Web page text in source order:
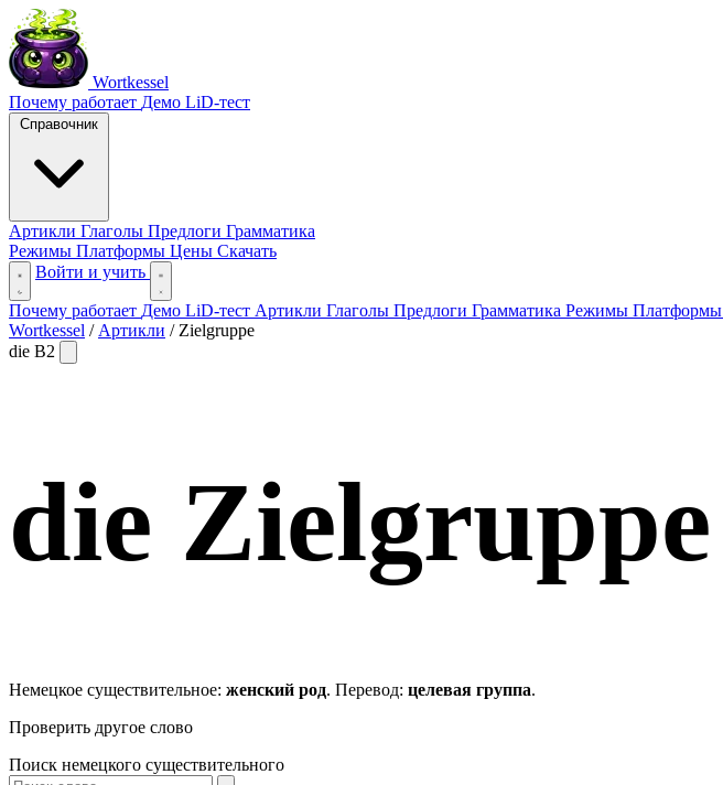
Wortkessel
Почему работает Демо LiD-тест
Справочник
Артикли Глаголы Предлоги Грамматика
Режимы Платформы Цены Скачать
Войти и учить
Почему работает Демо LiD-тест Артикли Глаголы Предлоги Грамматика Режимы Платформы
Wortkessel / Артикли / Zielgruppe
die B2
die Zielgruppe
Немецкое существительное: женский род. Перевод: целевая группа.
Проверить другое слово
Поиск немецкого существительного